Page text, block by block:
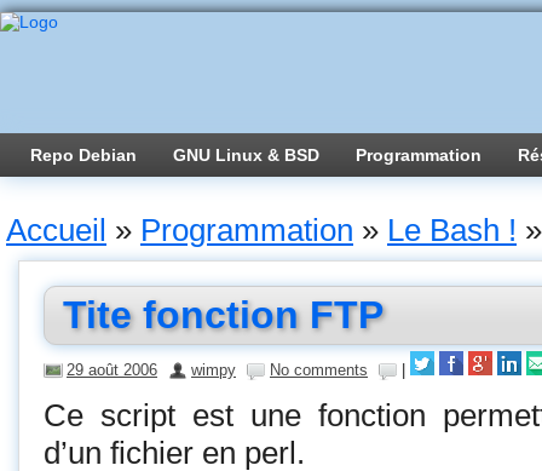
Repo Debian GNU Linux & BSD Programmation
Accueil » Programmation » Le Bash ! »
Tite fonction FTP
29 août 2006 wimpy No comments
Ce script est une fonction
d’un fichier en perl.